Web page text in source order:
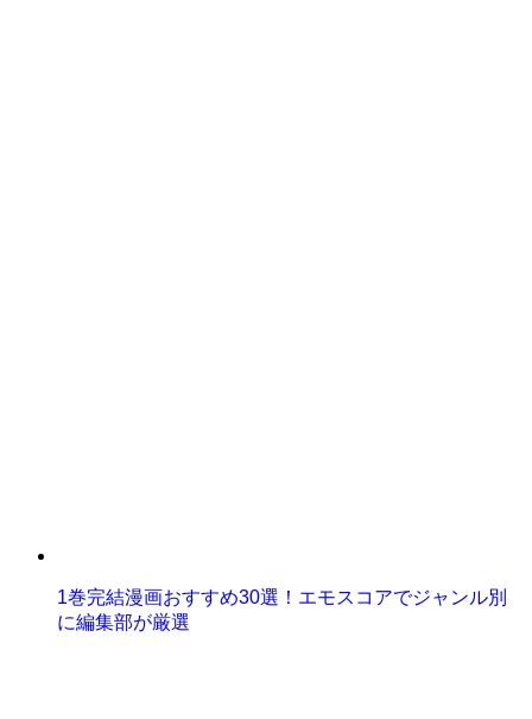
1巻完結漫画おすすめ30選！エモスコアでジャンル別
に編集部が厳選